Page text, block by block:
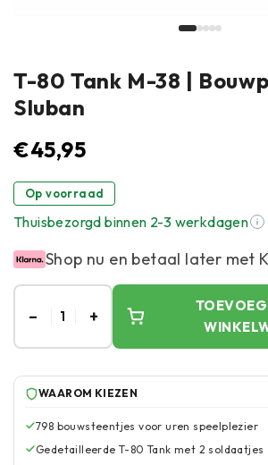
T-80 Tank M-38 |
Sluban
€45,95
Op voorraad
Thuisbezorgd binnen 2-3 werkdagen
Shop nu en betaal later met
– 1 +
WAAROM KIEZEN
798 bouwsteentjes voor uren speelplezier
Gedetailleerde T-80 Tank met 2 soldaatjes